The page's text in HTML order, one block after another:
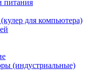
питания
для компьютера)
(индустриальные)